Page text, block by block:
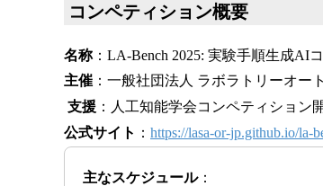
コンペティション概要
名称：LA-Bench 2025: 実験手順生成AI
主催 ：一般社団法人 ラボラトリーオー
支援 ：人工知能学会コンペティション
公式サイト ： https://lasa-or-jp.github.io/la-
主なスケジュール：